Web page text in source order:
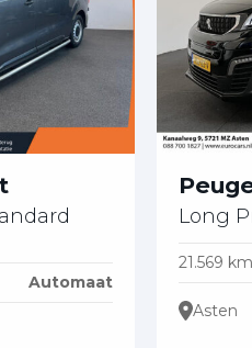
Automaat
Long
21.569 km
Asten